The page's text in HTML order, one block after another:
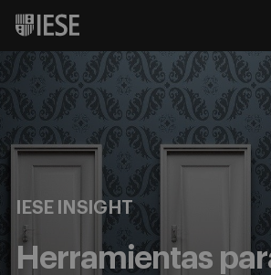
IESE INSIGHT
Herramientas